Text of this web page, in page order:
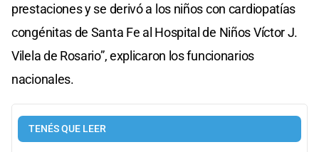
prestaciones y se derivó a los niños con cardiopatías
congénitas de Santa Fe al Hospital de Niños Víctor J.
Vilela de Rosario”, explicaron los funcionarios
nacionales.
TENÉS QUE LEER